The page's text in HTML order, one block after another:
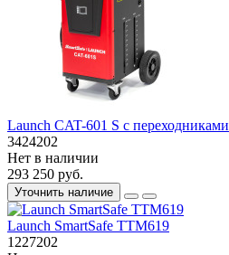
Launch CAT-601 S с переходниками
3424202
Нет в наличии
293 250 руб.
Уточнить наличие
Launch SmartSafe TTM619
1227202